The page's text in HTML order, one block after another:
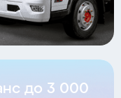
до 3 000